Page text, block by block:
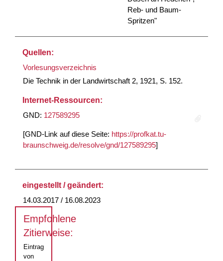
Reb- und Baum-
Spritzen"
Quellen:
Vorlesungsverzeichnis
Die Technik in der Landwirtschaft 2, 1921, S. 152.
Internet-Ressourcen:
GND: 127589295
[GND-Link auf diese Seite: https://profkat.tu-
braunschweig.de/resolve/gnd/127589295]
eingestellt / geändert:
14.03.2017 / 16.08.2023
Empfohlene
Zitierweise:
Eintrag
von